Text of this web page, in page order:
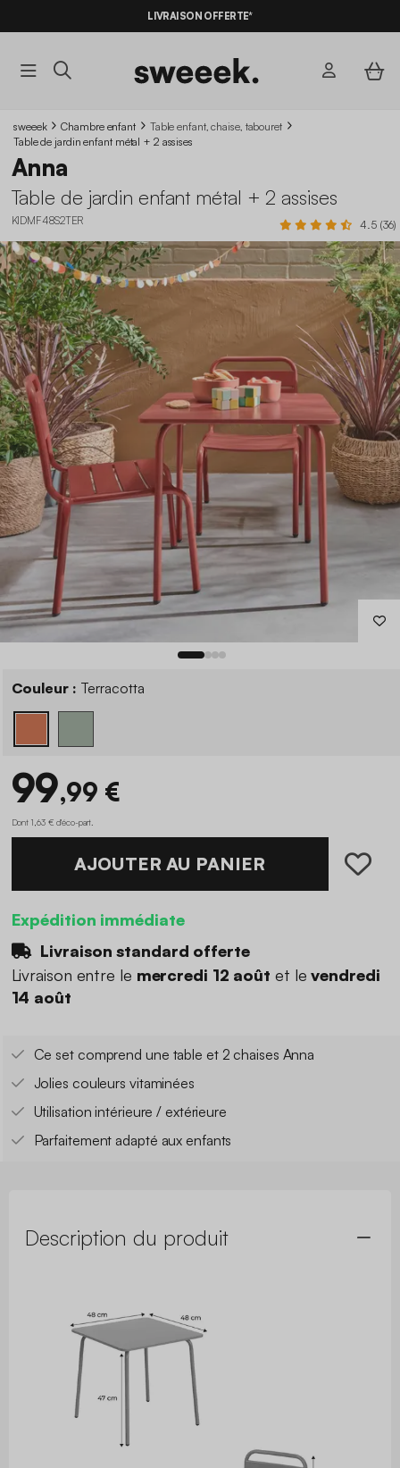
LIVRAISON OFFERTE*
sweeek Chambre enfant
Table enfant, chaise, tabouret
Table de jardin enfant métal + 2 assises
Anna
Table de jardin enfant métal + 2 assises
KIDMF48S2TER 4.5 (36)
Couleur : Terracotta
99,99 €
Dont 1,63 € d'éco-part
AJOUTER AU PANIER
Expédition immédiate
Livraison standard offerte
Livraison entre le mercredi 12 août et levendredi
14 août
Ce set comprend une table et 2 chaises Anna
Jolies couleurs vitaminées
Utilisation intérieure / extérieure
Parfaitement adapté aux enfants
Description du produit